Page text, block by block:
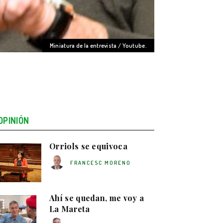
Miniatura de la entrevista / Youtube.
Orriols se equivoca
FRANCESC MORENO
Ahí se quedan, me voy a
La Mareta